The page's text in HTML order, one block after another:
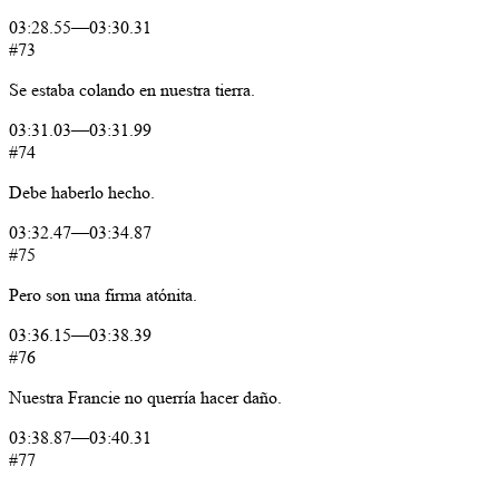
03:28.55—03:30.31
#73
Se estaba colando en nuestra tierra.
03:31.03—03:31.99
#74
Debe haberlo hecho.
03:32.47—03:34.87
#75
Pero son una firma atónita.
03:36.15—03:38.39
#76
Nuestra Francie no querría hacer daño.
03:38.87—03:40.31
#77